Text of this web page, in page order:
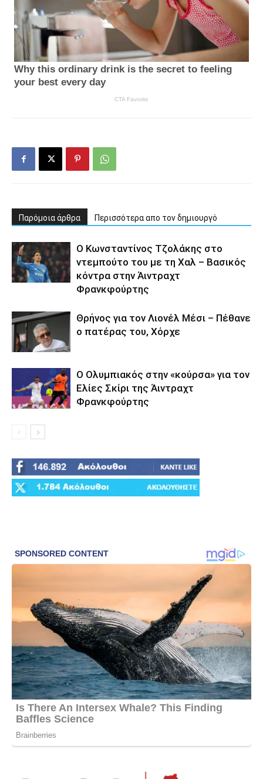
Παρόμοια άρθρα Περισσότερα απο τον δημιουργό
Ο Κωνσταντίνος Τζολάκης στο
ντεμπούτο του με τη Χαλ – Βασικός
κόντρα στην Άιντραχτ
Φρανκφούρτης
Θρήνος για τον Λιονέλ Μέσι – Πέθανε
ο πατέρας του, Χόρχε
Ο Ολυμπιακός στην «κούρσα» για τον
Ελίες Σκίρι της Άιντραχτ
Φρανκφούρτης